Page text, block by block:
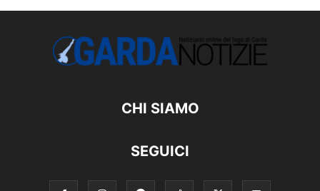
CHI SIAMO
SEGUICI